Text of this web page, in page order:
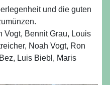
und die guten
Vogt, Bennit Grau, Louis
Noah Vogt, Ron
Luis Biebl, Maris